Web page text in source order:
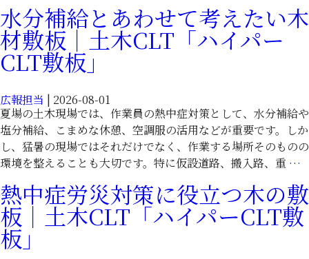
ー
CLT
敷
板」
木
材
敷
板
土
木
CLT「ハ
イ
パ
CLT
敷
板」
枚
導
入
さ
た
木
の
敷
板
｜
土
木
CLT「ハ
イ
水分補給とあわせて考えたい木
材敷板｜土木CLT「ハイパー
CLT敷板」
広報担当 | 2026-08-01
夏場の土木現場では、作業員の熱中症対策として、水分補給や
塩分補給、こまめな休憩、空調服の活用などが重要です。しか
し、猛暑の現場ではそれだけでなく、作業する場所そのものの
環境を整えることも大切です。特に仮設道路、搬入路、重 …
熱中症労災対策に役立つ木の敷
板｜土木CLT「ハイパーCLT敷
板」